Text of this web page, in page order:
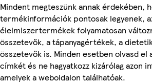
Mindent megteszünk annak érdekében,
termékinformációk pontosak legyenek,
élelmiszertermékek folyamatosan
összetevők, a tápanyagértékek, a
összetevők is. Minden esetben olvasd
címkét és ne hagyatkozz kizárólag azon
amelyek a weboldalon találhatóak.